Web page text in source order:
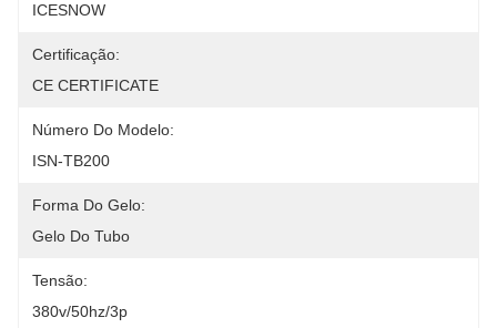
ICESNOW
Certificação:
CE CERTIFICATE
Número Do Modelo:
ISN-TB200
Forma Do Gelo:
Gelo Do Tubo
Tensão:
380v/50hz/3p